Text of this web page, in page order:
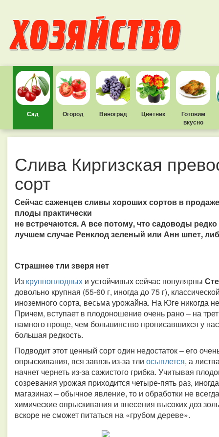
Сад Огород Виноград Цветник
Готовим
вкусно
Слива Киргизская
сорт
Сейчас саженцев сливы хороших сортов в
плоды практически
не встречаются. А все потому, что садоводы
лучшем случае Ренклод зеленый или Анн шпет,
Страшнее тли зверя нет
Из крупноплодных и устойчивых сейчас популярны
довольно крупная (55-60 г, иногда до 75 г),
иноземного сорта, весьма урожайна. На Юге никогда
Причем, вступает в плодоношение очень рано – на
намного проще, чем большинство прописавшихся у
большая редкость.
Подводит этот ценный сорт один недостаток – его
опрыскивания, вся завязь из-за тли осыплется, а
начнет чернеть из-за сажистого грибка. Учитывая
созревания урожая приходится четыре-пять раз,
магазинах – обычное явление, то и обработки не
химические опрыскивания и внесения высоких доз
вскоре не сможет питаться на «грубом дереве».